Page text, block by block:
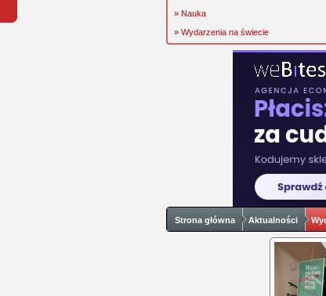
» Nauka
» Wydarzenia na świecie
Strona główna Aktualności